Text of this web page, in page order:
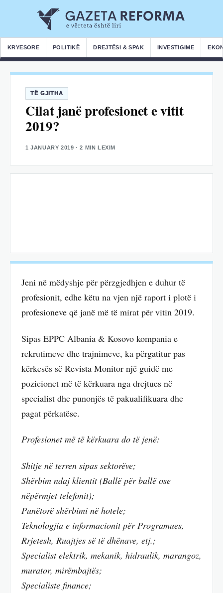
KRYESORE POLITIKË DREJTËSI & SPAK INVESTIGIME
TË GJITHA
Cilat janë profesionet e vitit
2019?
1 JANUARY 2019 · 2 MIN LEXIM
Jeni në mëdyshje për përzgjedhjen e duhur të
profesionit, edhe këtu na vjen një raport i plotë i
profesioneve që janë më të mirat për vitin 2019.
Sipas EPPC Albania & Kosovo kompania e
rekrutimeve dhe trajnimeve, ka përgatitur pas
kërkesës së Revista Monitor një guidë me
pozicionet më të kërkuara nga drejtues në
specialist dhe punonjës të pakualifikuara dhe
pagat përkatëse.
Profesionet më të kërkuara do të jenë:
Shitje në terren sipas sektorëve;
Shërbim ndaj klientit (Ballë për ballë ose
nëpërmjet telefonit);
Punëtorë shërbimi në hotele;
Teknologjia e informacionit për Programues,
Rrjetesh, Ruajtjes së të dhënave, etj.;
Specialist elektrik, mekanik, hidraulik, marangoz,
murator, mirëmbajtës;
Specialiste finance;